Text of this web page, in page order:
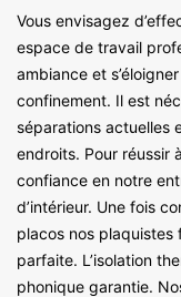
Vous envisagez
espace de travail
ambiance et
confinement. Il est
séparations actuelles
endroits. Pour réussir
confiance en notre
d’intérieur. Une fois
placos nos plaquistes
parfaite. L’isolation
phonique garantie.